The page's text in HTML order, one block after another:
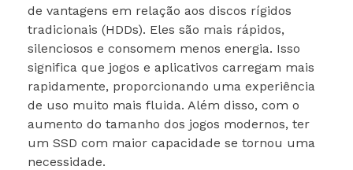
de vantagens em relação aos discos rígidos
tradicionais (HDDs). Eles são mais rápidos,
silenciosos e consomem menos energia. Isso
significa que jogos e aplicativos carregam mais
rapidamente, proporcionando uma experiência
de uso muito mais fluida. Além disso, com o
aumento do tamanho dos jogos modernos, ter
um SSD com maior capacidade se tornou uma
necessidade.